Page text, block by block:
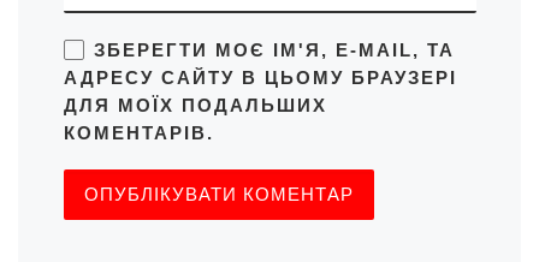
ЗБЕРЕГТИ МОЄ ІМ'Я, E-MAIL, ТА
АДРЕСУ САЙТУ В ЦЬОМУ БРАУЗЕРІ
ДЛЯ МОЇХ ПОДАЛЬШИХ
КОМЕНТАРІВ.